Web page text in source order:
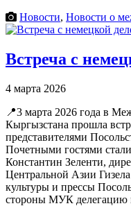
Новости, Новости о
Встреча с
4 марта 2026
📍3 марта 2026 года в
Кыргызстана прошла
представителями
Почетными гостями
Константин Зеленти,
Центральной Азии
культуры и прессы
стороны МУК